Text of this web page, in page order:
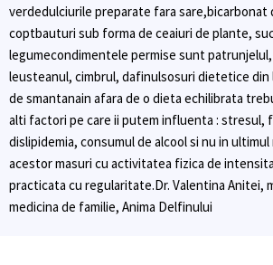
verdedulciurile preparate fara sare,bicarbonat
coptbauturi sub forma de ceaiuri de plante,
legumecondimentele permise sunt
leusteanul, cimbrul, dafinulsosuri dietetice din
de smantanain afara de o dieta echilibrata
alti factori pe care ii putem influenta : stresul,
dislipidemia, consumul de alcool si nu in
acestor masuri cu activitatea fizica de
practicata cu regularitate.Dr. Valentina Anitei,
medicina de familie, Anima Delfinului